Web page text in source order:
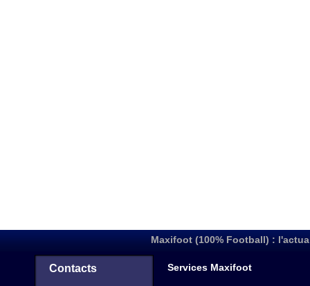
Maxifoot (100% Football) :
Contacts Services Maxifoot